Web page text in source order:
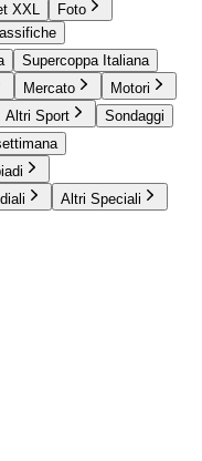
XXL
Foto
Supercoppa Italiana
Mercato
Motori
Altri Sport
Sondaggi
Altri Speciali